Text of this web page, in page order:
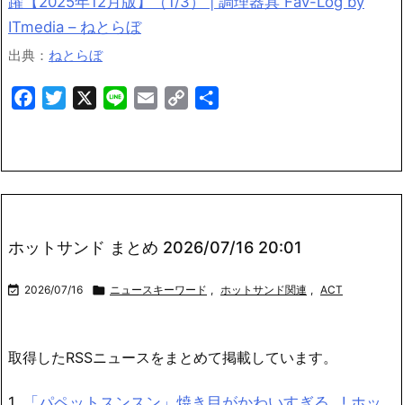
ITmedia – ねとらぼ
出典： ねとらぼ
FacebookTwitter Line Email
Copy
ホットサンド まとめ 2026/07/16 20:01
 2026/07/16  ニュースキーワード , ホットサンド関連 , ACT
取得したRSSニュースをまとめて掲載しています。